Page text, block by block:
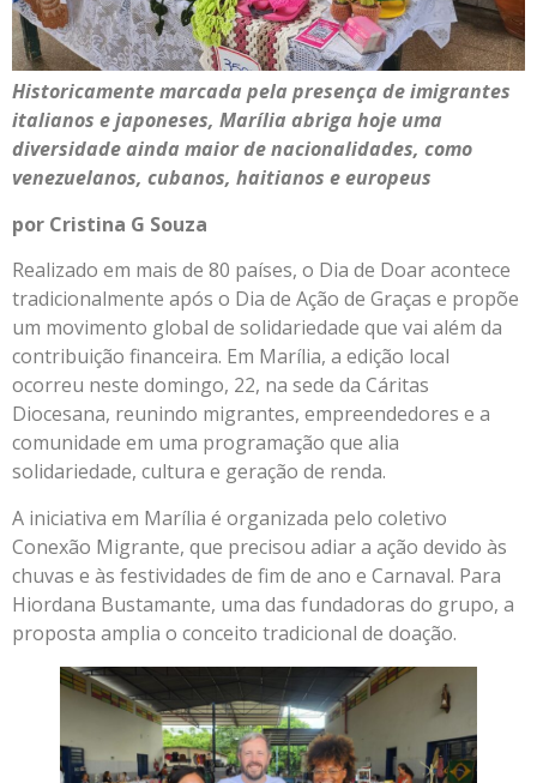
Historicamente marcada pela presença de imigrantes
italianos e japoneses, Marília abriga hoje uma
diversidade ainda maior de nacionalidades, como
venezuelanos, cubanos, haitianos e europeus
por Cristina G Souza
Realizado em mais de 80 países, o Dia de Doar acontece
tradicionalmente após o Dia de Ação de Graças e propõe
um movimento global de solidariedade que vai além da
contribuição financeira. Em Marília, a edição local
ocorreu neste domingo, 22, na sede da Cáritas
Diocesana, reunindo migrantes, empreendedores e a
comunidade em uma programação que alia
solidariedade, cultura e geração de renda.
A iniciativa em Marília é organizada pelo coletivo
Conexão Migrante, que precisou adiar a ação devido às
chuvas e às festividades de fim de ano e Carnaval. Para
Hiordana Bustamante, uma das fundadoras do grupo, a
proposta amplia o conceito tradicional de doação.